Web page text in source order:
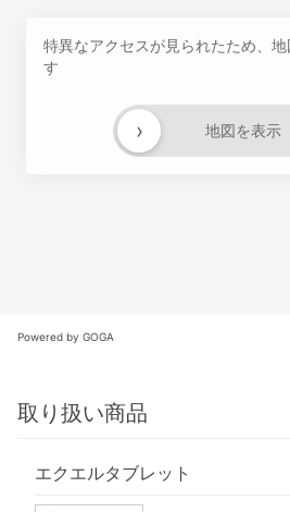
特異なアクセスが見られたため、
す
地図を表示
›
Powered by GOGA
取り扱い商品
エクエルタブレット